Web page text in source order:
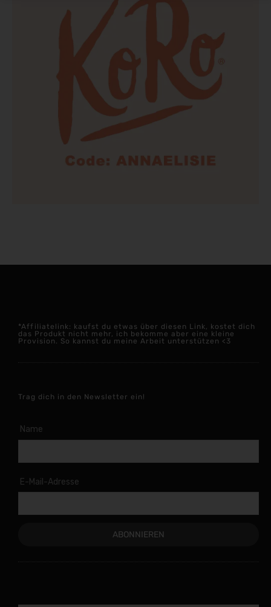
*Affiliatelink: kaufst du etwas über diesen Link, kostet dich
das Produkt nicht mehr, ich bekomme aber eine kleine
Provision. So kannst du meine Arbeit unterstützen <3
Trag dich in den Newsletter ein!
Name
E-Mail-Adresse